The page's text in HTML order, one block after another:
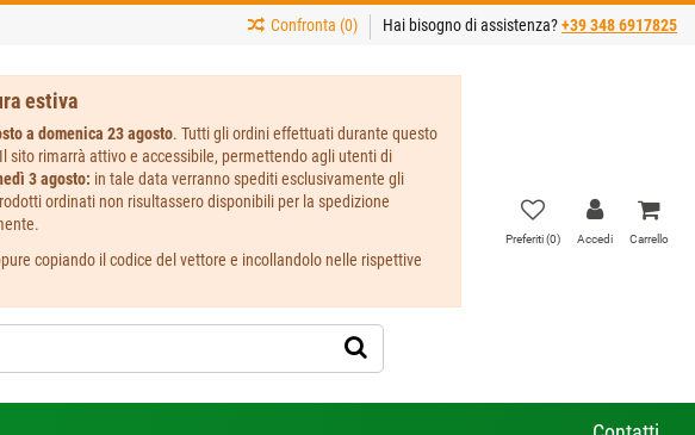
Confronta (0) Hai bisogno di assistenza?+39 348 6917825
estiva
a domenica 23 agosto. Tutti gli ordini effettuati durante questo
Il sito rimarrà attivo e accessibile, permettendo agli utenti di
3 agosto: in tale data verranno spediti esclusivamente gli
ordinati non risultassero disponibili per la spedizione
copiando il codice del vettore e incollandolo nelle rispettive
Preferiti (0) Accedi Carrello